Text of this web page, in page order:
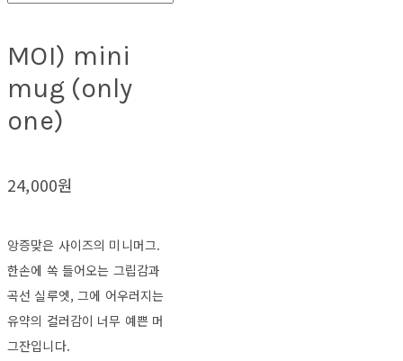
MOI) mini
mug (only
one)
24,000원
앙증맞은 사이즈의 미니머그.
한손에 쏙 들어오는 그립감과
곡선 실루엣, 그에 어우러지는
유약의 컬러감이 너무 예쁜 머
그잔입니다.